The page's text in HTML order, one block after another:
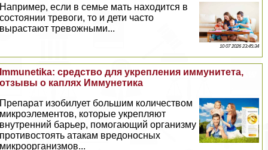
Например, если в семье мать находится в
состоянии тревоги, то и дети часто
вырастают тревожными...
10 07 2026 23:45:34
Immunetika: средство для укрепления иммунитета,
отзывы о каплях Иммунетика
Препарат изобилует большим количеством
микроэлементов, которые укрепляют
внутренний барьер, помогающий организму
противостоять атакам вредоносных
микроорганизмов...